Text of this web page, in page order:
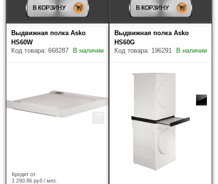
В КОРЗИНУ В КОРЗИНУ
Выдвижная полка Asko
HS60W
Код товара: 668287
В наличии
Кредит от
1 290.86 руб / мес.
Выдвижная полка Asko
HS60G
Код товара: 196291
В наличии